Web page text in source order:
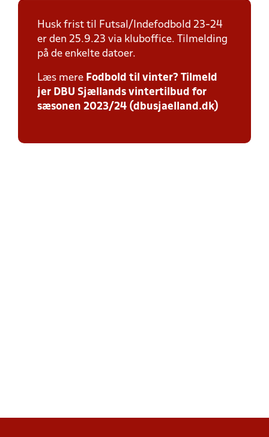
Husk frist til Futsal/Indefodbold 23-24
er den 25.9.23 via kluboffice. Tilmelding
på de enkelte datoer.
Læs mere Fodbold til vinter? Tilmeld
jer DBU Sjællands vintertilbud for
sæsonen 2023/24 (dbusjaelland.dk)